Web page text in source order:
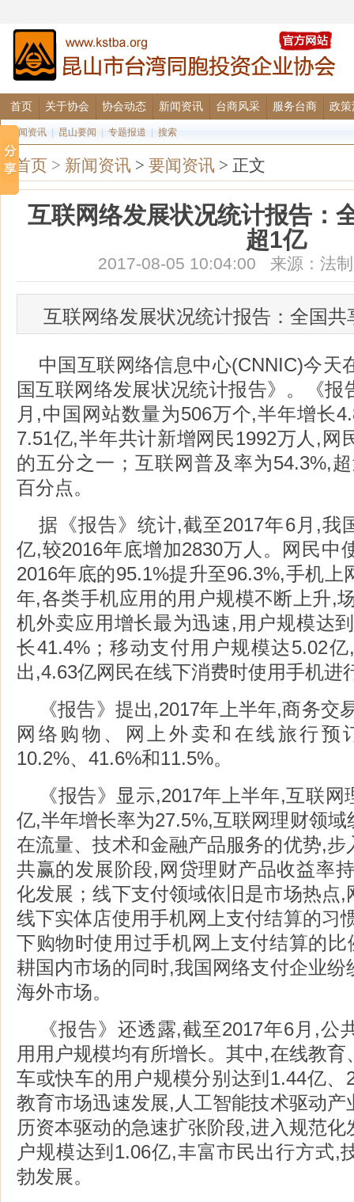
首页 关于协会 协会动态 新闻资讯 台商风采 服务台商 政策
要闻资讯 昆山要闻 专题报道 搜索
首页 > 新闻资讯 > 要闻资讯 > 正文
互联网络发展状况统计报告：
超1亿
2017-08-05 10:04:00 来源：法
互联网络发展状况统计报告：全国共
中国互联网络信息中心(CNNIC)今天
国互联网络发展状况统计报告》。《报
月,中国网站数量为506万个,半年增长
7.51亿,半年共计新增网民1992万人,网
的五分之一；互联网普及率为54.3%,
百分点。
据《报告》统计,截至2017年6月,我
亿,较2016年底增加2830万人。网民中
2016年底的95.1%提升至96.3%,手机上
年,各类手机应用的用户规模不断上升,
机外卖应用增长最为迅速,用户规模达
长41.4%；移动支付用户规模达5.02
出,4.63亿网民在线下消费时使用手机进
《报告》提出,2017年上半年,商务交
网络购物、网上外卖和在线旅行预
10.2%、41.6%和11.5%。
《报告》显示,2017年上半年,互联
亿,半年增长率为27.5%,互联网理财领
在流量、技术和金融产品服务的优势,
共赢的发展阶段,网贷理财产品收益率
化发展；线下支付领域依旧是市场热点
线下实体店使用手机网上支付结算的习
下购物时使用过手机网上支付结算的
耕国内市场的同时,我国网络支付企业
海外市场。
《报告》还透露,截至2017年6月,公
用用户规模均有所增长。其中,在线教
车或快车的用户规模分别达到1.44亿、
教育市场迅速发展,人工智能技术驱动
历资本驱动的急速扩张阶段,进入规范
户规模达到1.06亿,丰富市民出行方式,
勃发展。